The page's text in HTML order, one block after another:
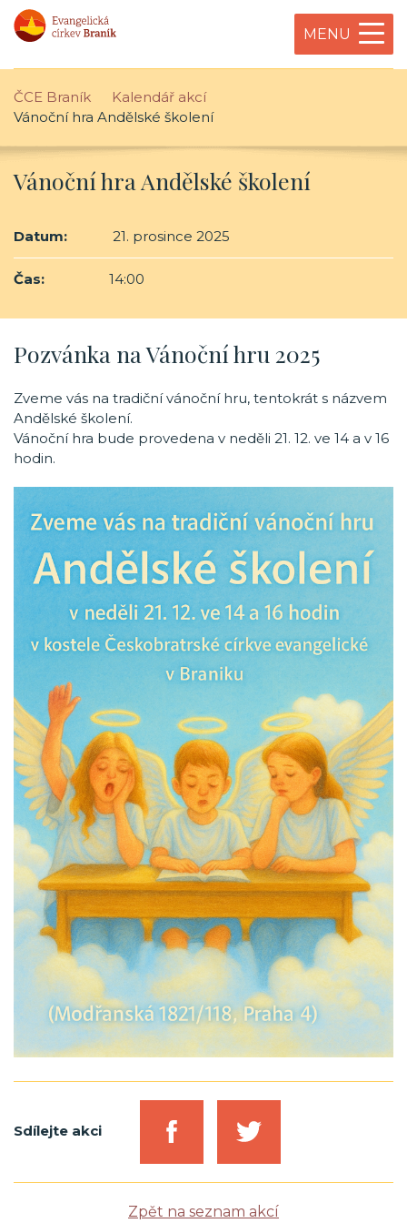
MENU
ČCE Braník
Kalendář akcí
Vánoční hra Andělské školení
Vánoční hra Andělské školení
Datum: 21. prosince 2025
Čas: 14:00
Pozvánka na Vánoční hru 2025
Zveme vás na tradiční vánoční hru, tentokrát s názvem
Andělské školení.
Vánoční hra bude provedena v neděli 21. 12. ve 14 a v 16
hodin.
Sdílejte akci
Zpět na seznam akcí